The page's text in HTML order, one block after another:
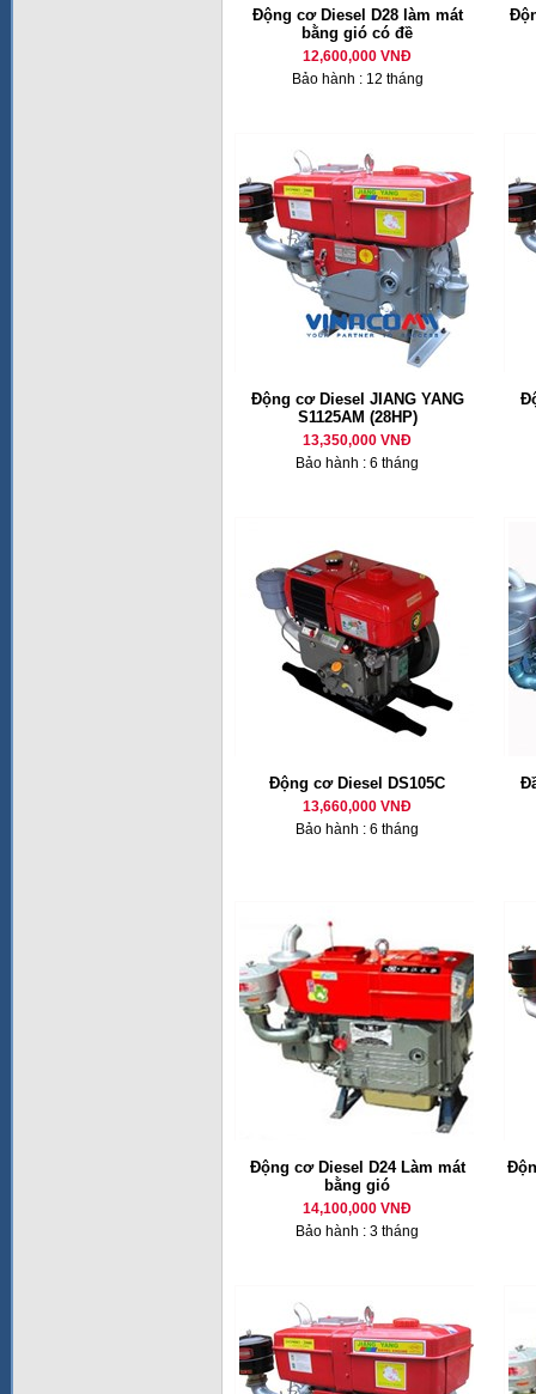
Động cơ Diesel D28 làm mát
bằng gió có đề
12,600,000 VNĐ
Bảo hành : 12 tháng
Động cơ Diesel JIANG YANG
S1125AM (28HP)
13,350,000 VNĐ
Bảo hành : 6 tháng
Động cơ Diesel DS105C
13,660,000 VNĐ
Bảo hành : 6 tháng
Động cơ Diesel D24 Làm mát
bằng gió
14,100,000 VNĐ
Bảo hành : 3 tháng